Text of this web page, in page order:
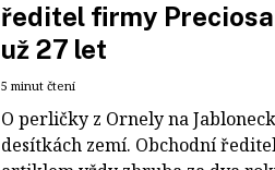
ředitel firmy
už 27 let
5 minut čtení
O perličky z Ornely na
desítkách zemí. Obchodní